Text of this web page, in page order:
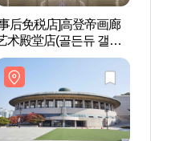
后免税店]高登帝画廊
术殿堂店(골든듀 갤러
예술의전당점)